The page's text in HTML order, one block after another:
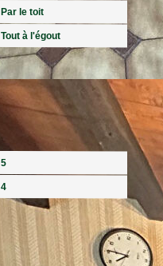
Par le toit
Tout à l'égout
5
4